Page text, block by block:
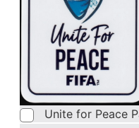
Unite for Peace